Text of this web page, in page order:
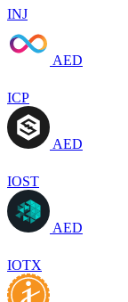
INJ
AED
ICP
AED
IOST
AED
IOTX